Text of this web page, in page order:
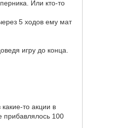
Или кто-то
5 ходов ему мат
игру до конца.
то акции в
прибавлялось 100